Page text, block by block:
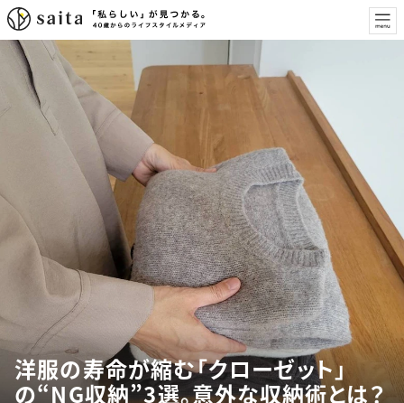
洋服の寿命が縮む「クローゼット」
の“NG収納”3選。意外な収納術とは？